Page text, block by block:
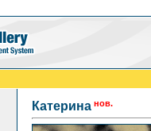
Катерина нов.